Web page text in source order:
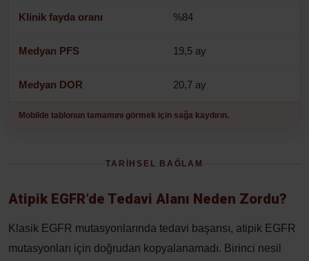
Klinik fayda oranı %84
Medyan PFS 19,5 ay
Medyan DOR 20,7 ay
Mobilde tablonun tamamını görmek için sağa kaydırın.
TARİHSEL BAĞLAM
Atipik EGFR’de Tedavi Alanı Neden Zordu?
Klasik EGFR mutasyonlarında tedavi başarısı, atipik EGFR
mutasyonları için doğrudan kopyalanamadı. Birinci nesil